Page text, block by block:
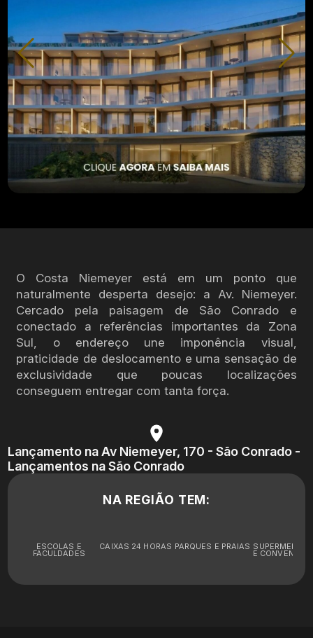
O Costa Niemeyer está em um ponto que
naturalmente desperta desejo: a Av. Niemeyer.
Cercado pela paisagem de São Conrado e
conectado a referências importantes da Zona
Sul, o endereço une imponência visual,
praticidade de deslocamento e uma sensação de
exclusividade que poucas localizações
conseguem entregar com tanta força.
Lançamento na Av Niemeyer, 170 - São Conrado -
Lançamentos na São Conrado
NA REGIÃO TEM:
ESCOLAS E
FACULDADES
CAIXAS 24 HORAS PARQUES E PRAIAS
E